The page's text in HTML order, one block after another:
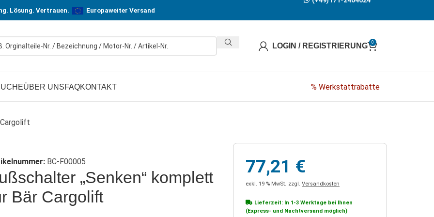
Lösung. Vertrauen. Europaweiter Versand
LOGIN / REGISTRIERUNG 0
ÜBER UNSFAQKONTAKT % Werkstattrabatte
BC-F00005
„Senken“ komplett
Bär Cargolift
77,21 €
exkl. 19 % MwSt. zzgl. Versandkosten
Lieferzeit: In 1-3 Werktage bei Ihnen
(Express- und Nachtversand möglich)
Hersteller-Qualität, aber zu günstigen Preisen.